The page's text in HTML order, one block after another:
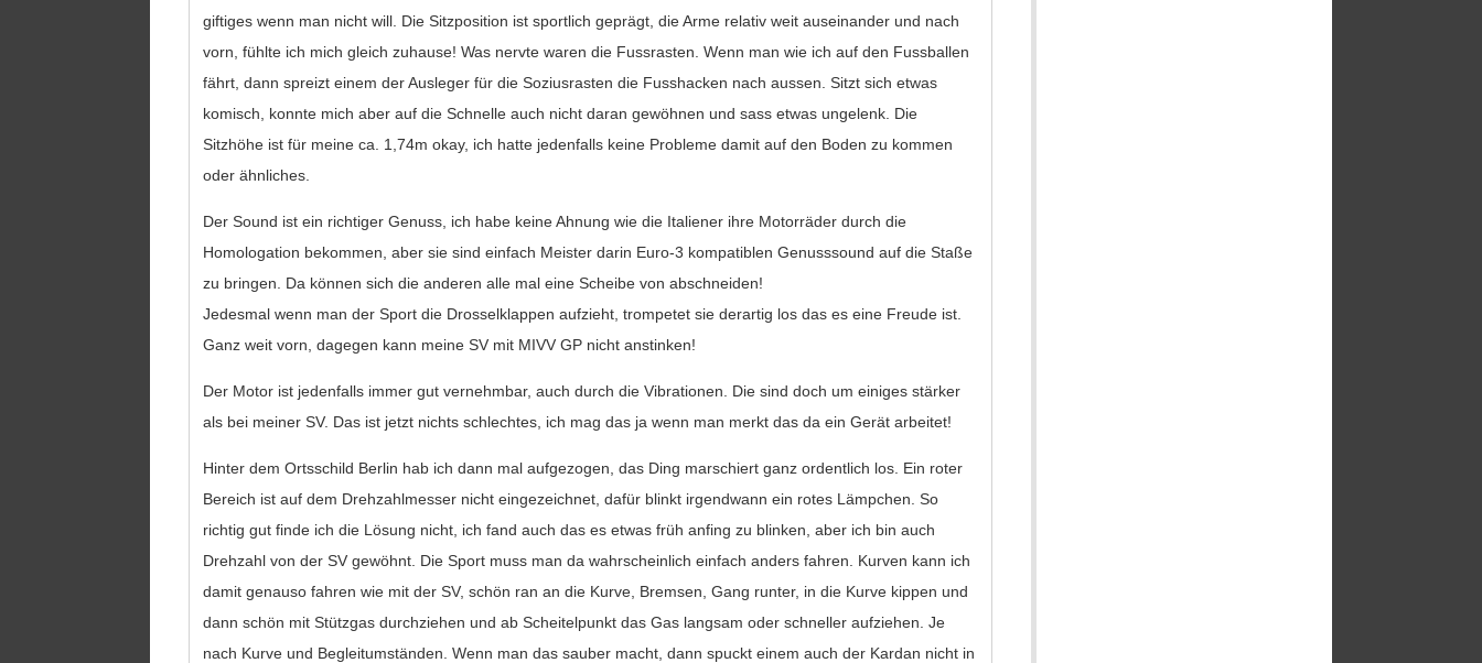
giftiges wenn man nicht will. Die Sitzposition ist sportlich geprägt, die Arme relativ weit auseinander und nach
vorn, fühlte ich mich gleich zuhause! Was nervte waren die Fussrasten. Wenn man wie ich auf den Fussballen
fährt, dann spreizt einem der Ausleger für die Soziusrasten die Fusshacken nach aussen. Sitzt sich etwas
komisch, konnte mich aber auf die Schnelle auch nicht daran gewöhnen und sass etwas ungelenk. Die
Sitzhöhe ist für meine ca. 1,74m okay, ich hatte jedenfalls keine Probleme damit auf den Boden zu kommen
oder ähnliches.
Der Sound ist ein richtiger Genuss, ich habe keine Ahnung wie die Italiener ihre Motorräder durch die
Homologation bekommen, aber sie sind einfach Meister darin Euro-3 kompatiblen Genusssound auf die Staße
zu bringen. Da können sich die anderen alle mal eine Scheibe von abschneiden!
Jedesmal wenn man der Sport die Drosselklappen aufzieht, trompetet sie derartig los das es eine Freude ist.
Ganz weit vorn, dagegen kann meine SV mit MIVV GP nicht anstinken!
Der Motor ist jedenfalls immer gut vernehmbar, auch durch die Vibrationen. Die sind doch um einiges stärker
als bei meiner SV. Das ist jetzt nichts schlechtes, ich mag das ja wenn man merkt das da ein Gerät arbeitet!
Hinter dem Ortsschild Berlin hab ich dann mal aufgezogen, das Ding marschiert ganz ordentlich los. Ein roter
Bereich ist auf dem Drehzahlmesser nicht eingezeichnet, dafür blinkt irgendwann ein rotes Lämpchen. So
richtig gut finde ich die Lösung nicht, ich fand auch das es etwas früh anfing zu blinken, aber ich bin auch
Drehzahl von der SV gewöhnt. Die Sport muss man da wahrscheinlich einfach anders fahren. Kurven kann ich
damit genauso fahren wie mit der SV, schön ran an die Kurve, Bremsen, Gang runter, in die Kurve kippen und
dann schön mit Stützgas durchziehen und ab Scheitelpunkt das Gas langsam oder schneller aufziehen. Je
nach Kurve und Begleitumständen. Wenn man das sauber macht, dann spuckt einem auch der Kardan nicht in